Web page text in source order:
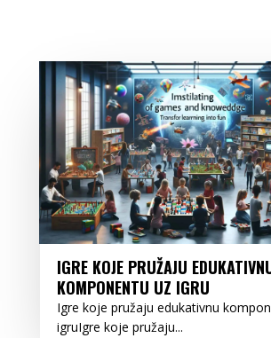
IGRE KOJE PRUŽAJU
KOMPONENTU UZ IGRU
Igre koje pružaju edukativnu
igruIgre koje pružaju...